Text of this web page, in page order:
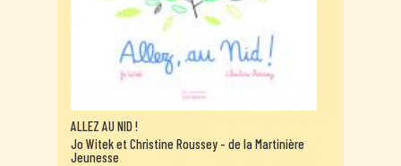
ALLEZ AU NID !
Jo Witek et Christine Roussey - de la Martinière
Jeunesse